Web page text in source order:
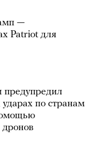
—
Patriot для
по странам
дронов